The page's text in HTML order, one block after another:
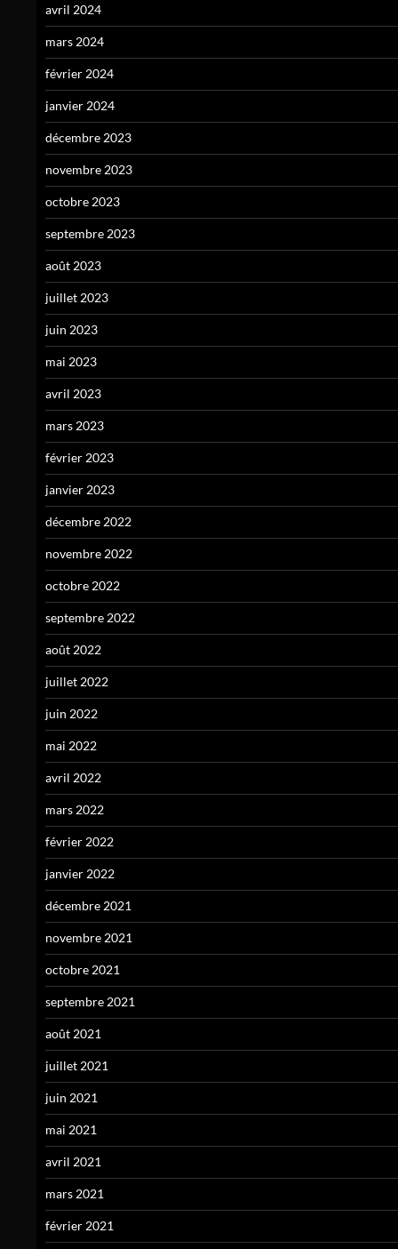
avril 2024
mars 2024
février 2024
janvier 2024
décembre 2023
novembre 2023
octobre 2023
septembre 2023
août 2023
juillet 2023
juin 2023
mai 2023
avril 2023
mars 2023
février 2023
janvier 2023
décembre 2022
novembre 2022
octobre 2022
septembre 2022
août 2022
juillet 2022
juin 2022
mai 2022
avril 2022
mars 2022
février 2022
janvier 2022
décembre 2021
novembre 2021
octobre 2021
septembre 2021
août 2021
juillet 2021
juin 2021
mai 2021
avril 2021
mars 2021
février 2021